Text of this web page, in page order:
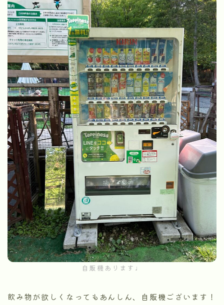
自販機あります♩
飲み物が欲しくなってもあんしん、自販機ございます！